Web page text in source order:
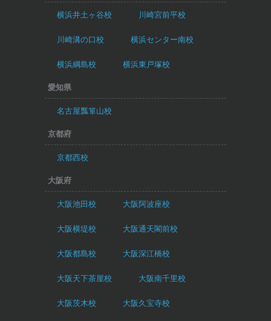
横浜井土ヶ谷校 川崎宮前平校
川崎溝の口校 横浜センター南校
横浜綱島校 横浜東戸塚校
愛知県
名古屋瓢箪山校
京都府
京都西校
大阪府
大阪池田校 大阪阿波座校
大阪横堤校 大阪通天閣前校
大阪都島校 大阪深江橋校
大阪天下茶屋校 大阪南千里校
大阪茨木校 大阪久宝寺校